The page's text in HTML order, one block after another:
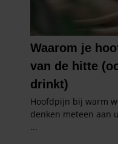
gaat akkoord met onze